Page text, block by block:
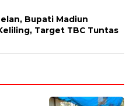
Bupati Madiun
Target TBC Tuntas